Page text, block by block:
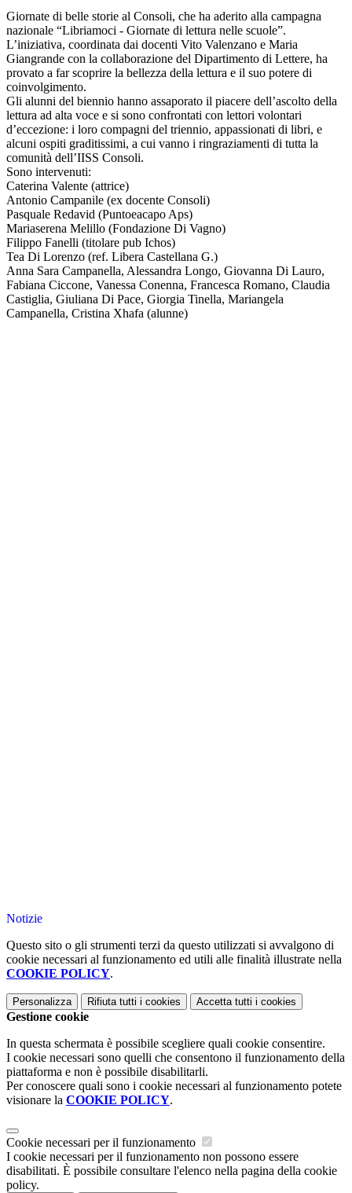
Giornate di belle storie al Consoli, che ha aderito alla campagna
nazionale “Libriamoci - Giornate di lettura nelle scuole”.
L’iniziativa, coordinata dai docenti Vito Valenzano e Maria
Giangrande con la collaborazione del Dipartimento di Lettere, ha
provato a far scoprire la bellezza della lettura e il suo potere di
coinvolgimento.
Gli alunni del biennio hanno assaporato il piacere dell’ascolto della
lettura ad alta voce e si sono confrontati con lettori volontari
d’eccezione: i loro compagni del triennio, appassionati di libri, e
alcuni ospiti graditissimi, a cui vanno i ringraziamenti di tutta la
comunità dell’IISS Consoli.
Sono intervenuti:
Caterina Valente (attrice)
Antonio Campanile (ex docente Consoli)
Pasquale Redavid (Puntoeacapo Aps)
Mariaserena Melillo (Fondazione Di Vagno)
Filippo Fanelli (titolare pub Ichos)
Tea Di Lorenzo (ref. Libera Castellana G.)
Anna Sara Campanella, Alessandra Longo, Giovanna Di Lauro,
Fabiana Ciccone, Vanessa Conenna, Francesca Romano, Claudia
Castiglia, Giuliana Di Pace, Giorgia Tinella, Mariangela
Campanella, Cristina Xhafa (alunne)
Notizie
Questo sito o gli strumenti terzi da questo utilizzati si avvalgono di
cookie necessari al funzionamento ed utili alle finalità illustrate nella
COOKIE POLICY.
Personalizza Rifiuta tutti i cookies Accetta tutti i cookies
Gestione cookie
In questa schermata è possibile scegliere quali cookie consentire.
I cookie necessari sono quelli che consentono il funzionamento della
piattaforma e non è possibile disabilitarli.
Per conoscere quali sono i cookie necessari al funzionamento potete
visionare la COOKIE POLICY.
Cookie necessari per il funzionamento
I cookie necessari per il funzionamento non possono essere
disabilitati. È possibile consultare l'elenco nella pagina della cookie
policy.